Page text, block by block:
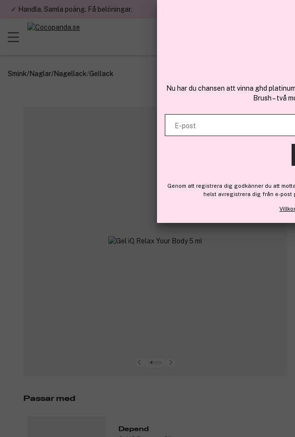
✓ Handla. Samla poäng. Få belöningar.
Smink/Naglar/Nagellack/Gellack
Passar med
Depend
Nu har du chansen att vinna ghd
Brush – två
E-post
Genom att registrera dig godkänner du att
helst avregistrera dig från e-post
Villkor